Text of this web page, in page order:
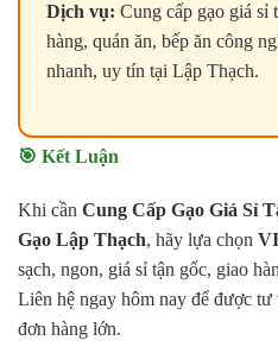
Dịch vụ: Cung cấp gạo giá sỉ
hàng, quán ăn, bếp ăn công
nhanh, uy tín tại Lập Thạch.
🎯 Kết Luận
Khi cần Cung Cấp Gạo Giá Sỉ
Gạo Lập Thạch, hãy lựa chọn
sạch, ngon, giá sỉ tận gốc, giao
Liên hệ ngay hôm nay để được
đơn hàng lớn.